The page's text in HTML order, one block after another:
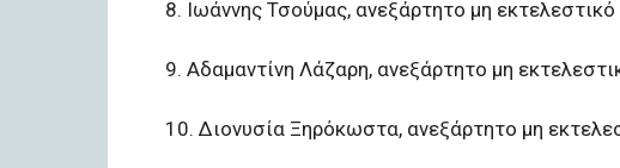
8. Ιωάννης Τσούμας, ανεξάρτητο μη εκτελεστικό
9. Αδαμαντίνη Λάζαρη, ανεξάρτητο μη
10. Διονυσία Ξηρόκωστα, ανεξάρτητο μη